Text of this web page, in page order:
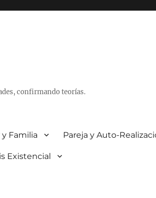
confirmando teorías.
Familia Pareja y Auto-
Existencial